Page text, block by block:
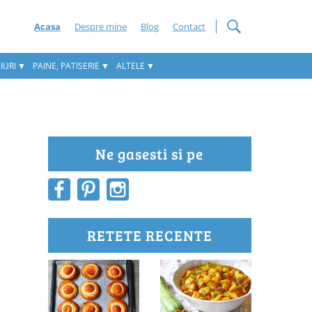
Acasa Despre mine Blog Contact
PAINE, PATISERIE ALTELE
Ne gasesti si pe
RETETE RECENTE